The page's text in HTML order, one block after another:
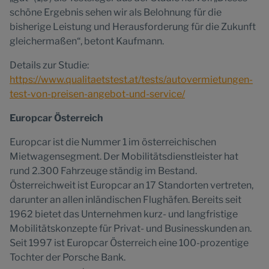
schöne Ergebnis sehen wir als Belohnung für die
bisherige Leistung und Herausforderung für die Zukunft
gleichermaßen“, betont Kaufmann.
Details zur Studie:
https://www.qualitaetstest.at/tests/autovermietungen-
test-von-preisen-angebot-und-service/
Europcar Österreich
Europcar ist die Nummer 1 im österreichischen
Mietwagensegment. Der Mobilitätsdienstleister hat
rund 2.300 Fahrzeuge ständig im Bestand.
Österreichweit ist Europcar an 17 Standorten vertreten,
darunter an allen inländischen Flughäfen. Bereits seit
1962 bietet das Unternehmen kurz- und langfristige
Mobilitätskonzepte für Privat- und Businesskunden an.
Seit 1997 ist Europcar Österreich eine 100-prozentige
Tochter der Porsche Bank.